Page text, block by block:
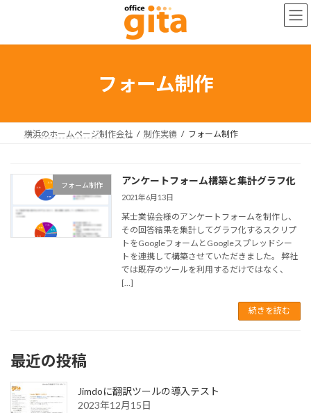
ン
ー
フォーム制作
横浜のホームページ制作会社 制作実績 フォーム制作
フォーム制作 アンケートフォーム構築と集計グラフ化
2021年6月13日
某士業協会様のアンケートフォームを制作し、
その回答結果を集計してグラフ化するスクリプ
トをGoogleフォームとGoogleスプレッドシー
トを連携して構築させていただきました。 弊社
では既存のツールを利用するだけではなく、
[…]
続きを読む
最近の投稿
Jimdoに翻訳ツールの導入テスト
2023年12月15日